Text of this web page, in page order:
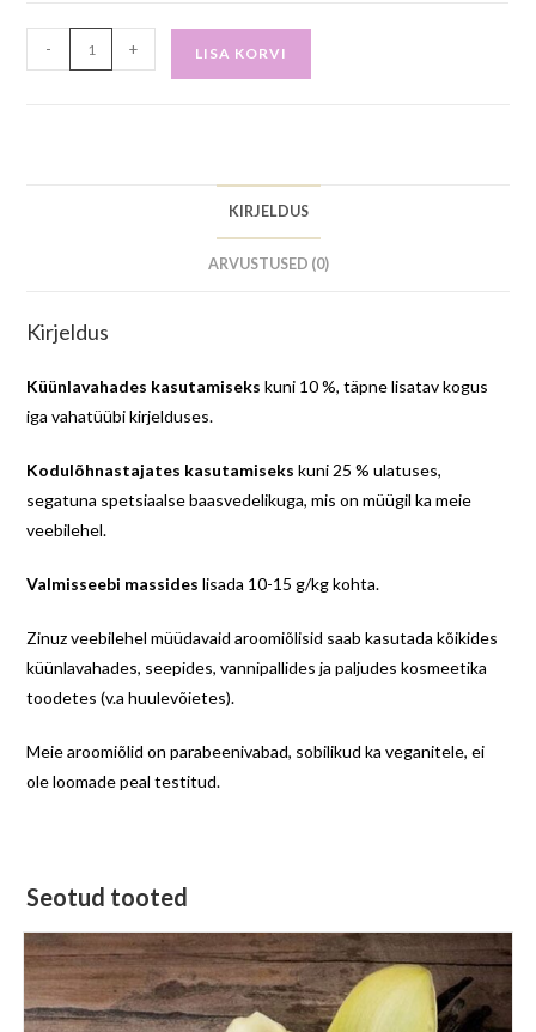
- + LISA KORVI
KIRJELDUS
ARVUSTUSED (0)
Kirjeldus
Küünlavahades kasutamiseks kuni 10 %, täpne lisatav kogus
iga vahatüübi kirjelduses.
Kodulõhnastajates kasutamiseks kuni 25 % ulatuses,
segatuna spetsiaalse baasvedelikuga, mis on müügil ka meie
veebilehel.
Valmisseebi massides lisada 10-15 g/kg kohta.
Zinuz veebilehel müüdavaid aroomiõlisid saab kasutada kõikides
küünlavahades, seepides, vannipallides ja paljudes kosmeetika
toodetes (v.a huulevõietes).
Meie aroomiõlid on parabeenivabad, sobilikud ka veganitele, ei
ole loomade peal testitud.
Seotud tooted